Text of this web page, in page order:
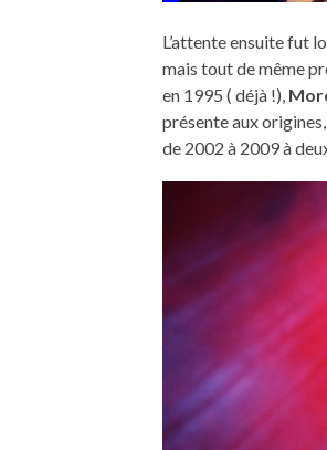
L’attente ensuite fut
mais tout de même
en 1995 ( déjà !),
présente aux
de 2002 à 2009 à